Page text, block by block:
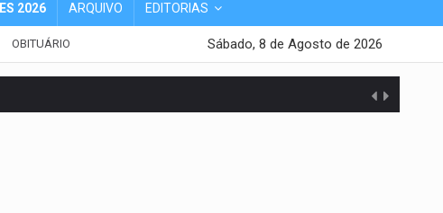
2026 ARQUIVO EDITORIAS
OBITUÁRIO Sábado, 8 de Agosto de 2026